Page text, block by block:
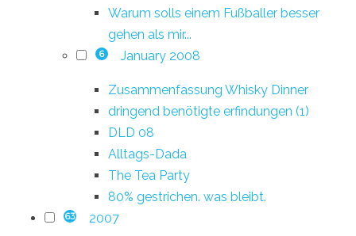
Warum solls einem Fußballer besser
gehen als mir...
6 January 2008
Zusammenfassung Whisky Dinner
dringend benötigte erfindungen (1)
DLD 08
Alltags-Dada
The Tea Party
80% gestrichen. was bleibt.
63 2007